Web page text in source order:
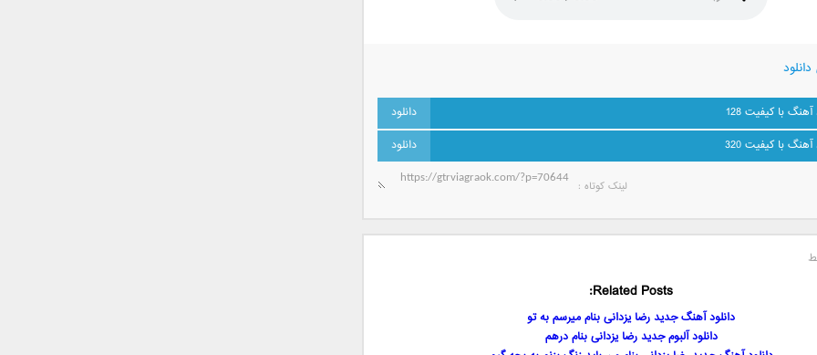
آهنگ با کیفیت 128
آهنگ با کیفیت 320
لینک کوتاه‌ :
Related Posts:
دانلود آهنگ جدید رضا یزدانی بنام میرسم به تو
دانلود آلبوم جدید رضا یزدانی بنام درهم